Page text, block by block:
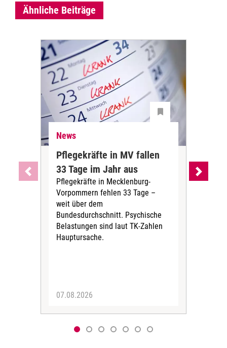
Ähnliche Beiträge
News
Pflegekräfte in MV fallen
33 Tage im Jahr aus
Pflegekräfte in Mecklenburg-
Vorpommern fehlen 33 Tage –
weit über dem
Bundesdurchschnitt. Psychische
Belastungen sind laut TK-Zahlen
Hauptursache.
07.08.2026